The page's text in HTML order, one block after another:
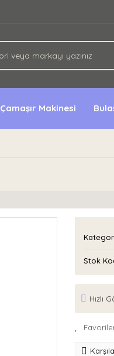
Çamaşır Makinesi
Stok
Hızlı